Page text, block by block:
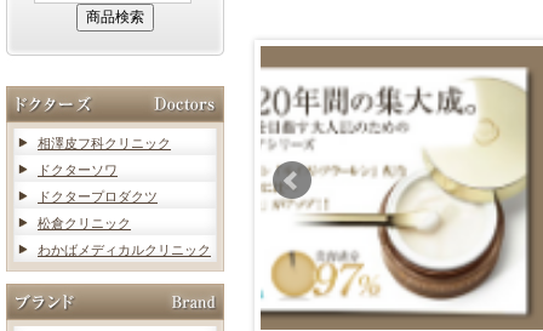
相澤皮フ科クリニック
ドクターソワ
ドクタープロダクツ
松倉クリニック
わかばメディカルクリニック